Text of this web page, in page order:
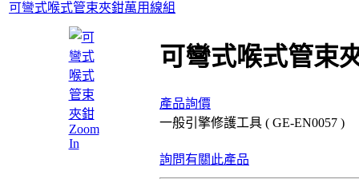
可彎式喉式管束夾鉗萬用線組
Zoom
In
可彎式喉式管束
產品詢價
一般引擎修護工具 ( GE-EN0057 )
詢問有關此產品